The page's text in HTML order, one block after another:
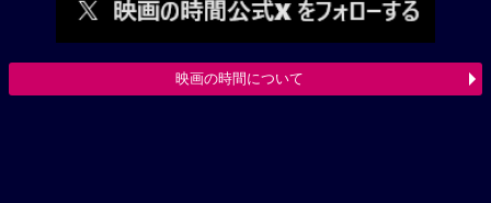
映画の時間について